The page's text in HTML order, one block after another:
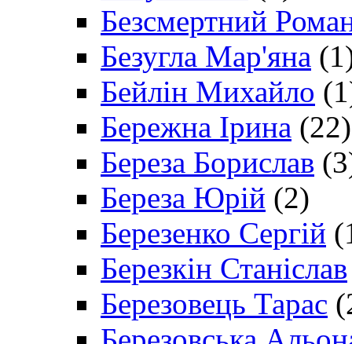
Безсмертний
Безугла Мар'яна
Бейлін Михайло
Бережна Ірина (22)
Береза Борислав
Береза Юрій (2)
Березенко Сергій
Березкін Станіслав
Березовець Тарас